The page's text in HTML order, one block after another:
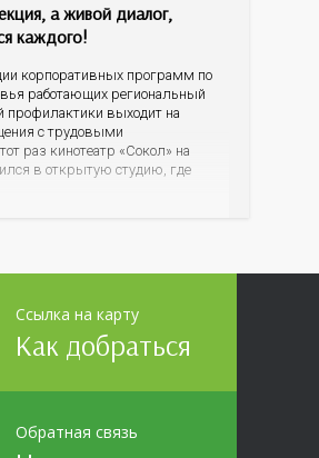
а живой диалог,
каждого!
корпоративных программ по
работающих региональный
профилактики выходит на
с трудовыми
раз кинотеатр «Сокол» на
в открытую студию, где
Ссылка на карту
Как добраться
Обратная связь